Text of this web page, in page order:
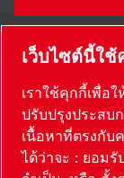
แผนผังเว็บไ
เว็บไซต์นี้ใช้
เราใช้คุกกี้เพื่อ
ปรับปรุงประสบ
เนื้อหาที่ตรงกั
ได้ว่าจะ : ยอม